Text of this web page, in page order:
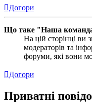
Догори
Що таке "Наша
На цій сторінці ви
модераторів та
форуми, які вони
Догори
Приватні